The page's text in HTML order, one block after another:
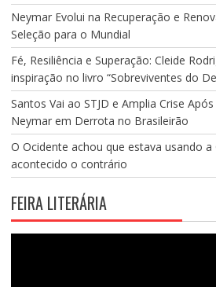
Neymar Evolui na Recuperação e
Seleção para o Mundial
Fé, Resiliência e Superação: Cleide
inspiração no livro “Sobreviventes do
Santos Vai ao STJD e Amplia Crise
Neymar em Derrota no Brasileirão
O Ocidente achou que estava usando a
acontecido o contrário
FEIRA LITERÁRIA